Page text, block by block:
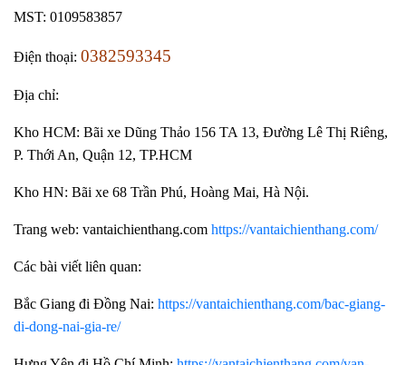
MST: 0109583857
Điện thoại: 0382593345
Địa chỉ:
Kho HCM: Bãi xe Dũng Thảo 156 TA 13, Đường Lê Thị Riêng,
P. Thới An, Quận 12, TP.HCM
Kho HN: Bãi xe 68 Trần Phú, Hoàng Mai, Hà Nội.
Trang web: vantaichienthang.com https://vantaichienthang.com/
Các bài viết liên quan:
Bắc Giang đi Đồng Nai: https://vantaichienthang.com/bac-giang-
di-dong-nai-gia-re/